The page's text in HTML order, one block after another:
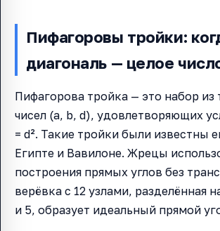
Пифагоровы тройки:
диагональ — целое
Пифагорова тройка — это набор из
чисел (a, b, d), удовлетворяющих
= d². Такие тройки были известны
Египте и Вавилоне. Жрецы
построения прямых углов без
верёвка с 12 узлами, разделённая
и 5, образует идеальный прямой